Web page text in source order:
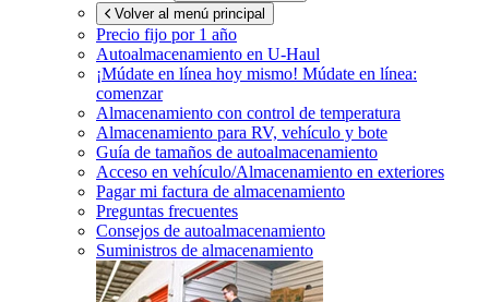
Volver al menú principal
Precio fijo por 1 año
Autoalmacenamiento en U-Haul
¡Múdate en línea hoy mismo! Múdate en línea:
comenzar
Almacenamiento con control de temperatura
Almacenamiento para RV, vehículo y bote
Guía de tamaños de autoalmacenamiento
Acceso en vehículo/Almacenamiento en exteriores
Pagar mi factura de almacenamiento
Preguntas frecuentes
Consejos de autoalmacenamiento
Suministros de almacenamiento